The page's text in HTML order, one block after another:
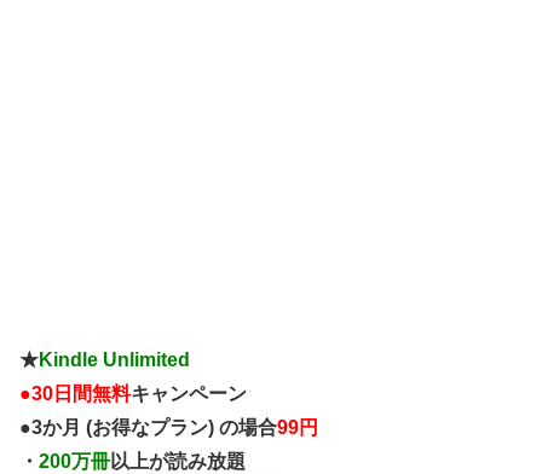
★Kindle Unlimited
●30日間無料キャンペーン
●3か月 (お得なプラン) の場合99円
・ 200万冊以上が読み放題